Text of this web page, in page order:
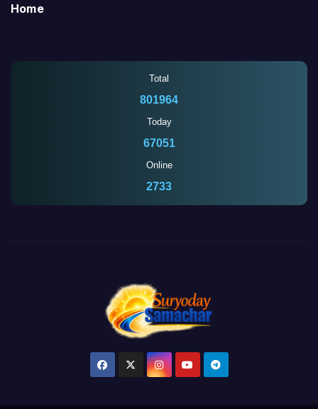
Home
Total
801964
Today
67051
Online
2733